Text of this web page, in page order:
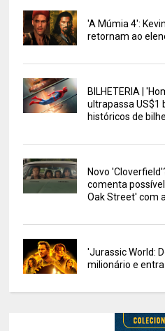
'A Múmia 4':
retornam ao
BILHETERIA |
ultrapassa US$1
históricos de
Novo
comenta
Oak Street' com
'Jurassic World:
milionário e